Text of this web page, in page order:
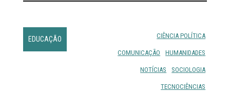
EDUCAÇÃO CIÊNCIA POLÍTICA
COMUNICAÇÃO HUMANIDADES
NOTÍCIAS SOCIOLOGIA
TECNOCIÊNCIAS